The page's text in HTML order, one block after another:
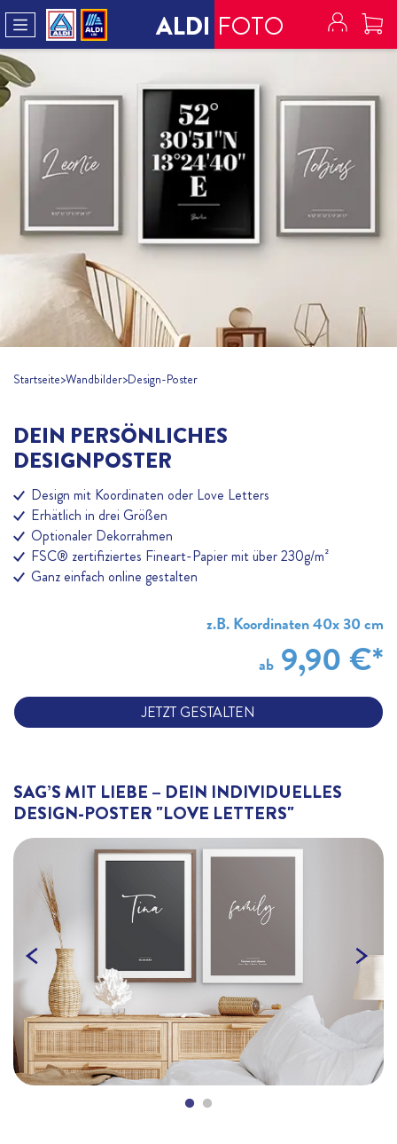
ALDI FOTO
Startseite>Wandbilder>Design-Poster
DEIN PERSÖNLICHES
DESIGNPOSTER
Design mit Koordinaten oder Love Letters
Erhätlich in drei Größen
Optionaler Dekorrahmen
FSC® zertifiziertes Fineart-Papier mit über 230g/m²
Ganz einfach online gestalten
z.B. Koordinaten 40x 30 cm
ab 9,90 €*
JETZT GESTALTEN
SAG’S MIT LIEBE – DEIN INDIVIDUELLES
DESIGN-POSTER "LOVE LETTERS"